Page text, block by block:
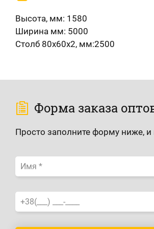
Высота, мм: 1580
Ширина мм: 5000
Столб 80х60х2, мм:2500
Форма заказа
Просто заполните форму ниже,